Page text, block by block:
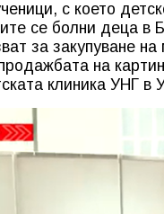
с което
се болни деца в
за закупуване
на
клиника УНГ